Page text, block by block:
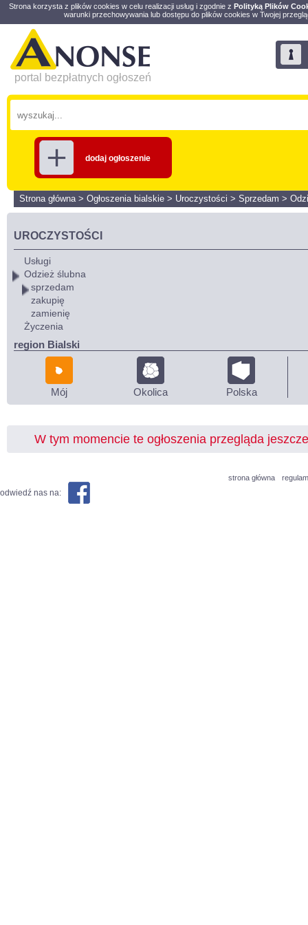
Strona korzysta z plików cookies w celu realizacji usług i zgodnie z Polityką Plików
warunki przechowywania lub dostępu do plików cookies w Twojej
portal bezpłatnych ogłoszeń
dodaj ogłoszenie
Strona główna> Ogłoszenia bialskie > Uroczystości > Sprzedam >
UROCZYSTOŚCI
Usługi
Odzież ślubna
sprzedam
zakupię
zamienię
Życzenia
region Bialski
Mój Okolica Polska
W tym momencie te ogłoszenia przegląda
strona główna
odwiedź nas na: